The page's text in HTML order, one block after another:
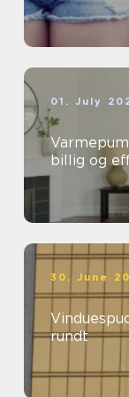
01. July
billig og
30. June
Vinduespudser
rundt